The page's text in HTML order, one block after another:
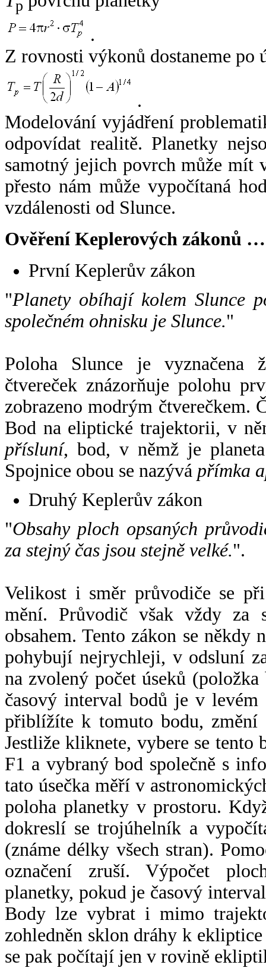
p
.
Z rovnosti výkonů dostaneme po
.
Modelování vyjádření
odpovídat realitě. Planetky
samotný jejich povrch může mít
přesto nám může vypočítaná
vzdálenosti od Slunce.
Ověření Keplerových zákonů …
První Keplerův zákon
"Planety obíhají kolem Slunce
společném ohnisku je Slunce."
Poloha Slunce je vyznačena
čtvereček znázorňuje polohu
zobrazeno modrým čtverečkem.
Bod na eliptické trajektorii, v
přísluní, bod, v němž je
Spojnice obou se nazývá přímka
Druhý Keplerův zákon
"Obsahy ploch opsaných
za stejný čas jsou stejně velké.".
Velikost i směr průvodiče se
mění. Průvodič však vždy za
obsahem. Tento zákon se někdy
pohybují nejrychleji, v odsluní
na zvolený počet úseků
časový interval bodů je v
přiblížíte k tomuto bodu,
Jestliže kliknete, vybere se tento
F1 a vybraný bod společně s
tato úsečka měří v
poloha planetky v prostoru.
dokreslí se trojúhelník a
(známe délky všech stran).
označení zruší. Výpočet
planetky, pokud je časový
Body lze vybrat i mimo
zohledněn sklon dráhy k
se pak počítají jen v rovině